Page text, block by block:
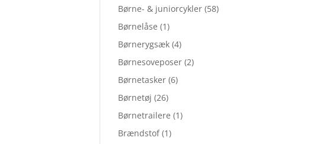
Børne- & juniorcykler (58)
Børnelåse (1)
Børnerygsæk (4)
Børnesoveposer (2)
Børnetasker (6)
Børnetøj (26)
Børnetrailere (1)
Brændstof (1)